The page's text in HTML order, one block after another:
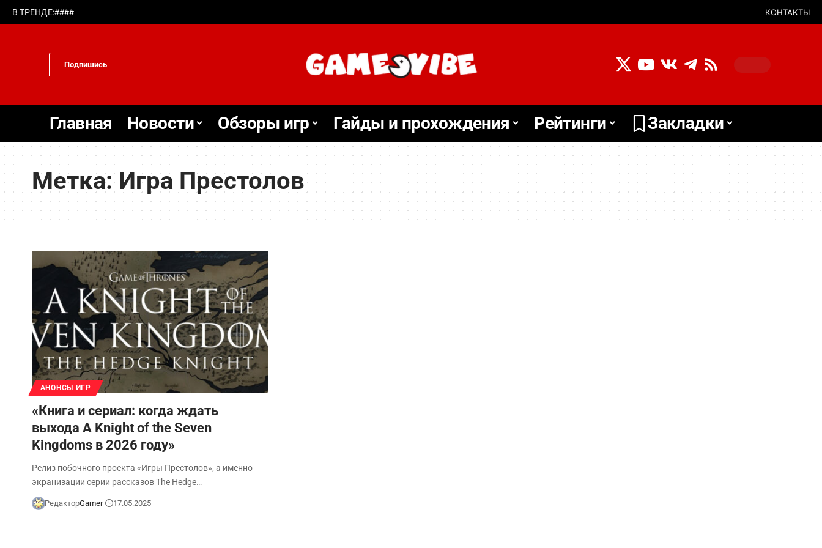
В ТРЕНДЕ:#### КОНТАКТЫ
Подпишись
Главная Новости Обзоры игр Гайды и прохождения Рейтинги Закладки
Метка:Игра Престолов
АНОНСЫ ИГР
«Книга и сериал: когда ждать
выхода A Knight of the Seven
Kingdoms в 2026 году»
Релиз побочного проекта «Игры Престолов», а именно
экранизации серии рассказов The Hedge…
РедакторGamer 17.05.2025